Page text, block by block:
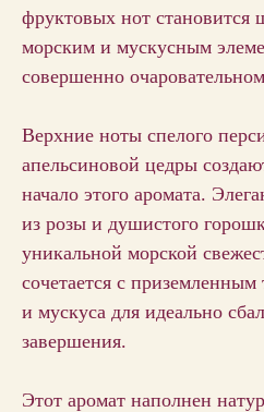
фруктовых нот становится
морским и мускусным
совершенно
Верхние ноты спелого
апельсиновой цедры
начало этого аромата.
из розы и душистого
уникальной морской
сочетается с приземленным
и мускуса для идеально
завершения.
Этот аромат наполнен